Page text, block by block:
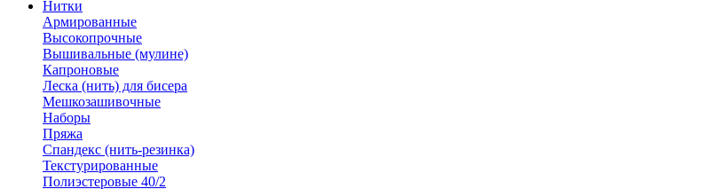
Нитки
Армированные
Высокопрочные
Вышивальные (мулине)
Капроновые
Леска (нить) для бисера
Мешкозашивочные
Наборы
Пряжа
Спандекс (нить-резинка)
Текстурированные
Полиэстеровые 40/2